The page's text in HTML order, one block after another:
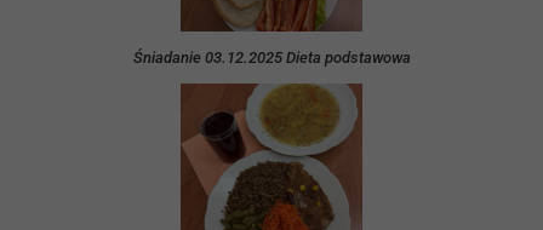
Śniadanie 03.12.2025 Dieta podstawowa